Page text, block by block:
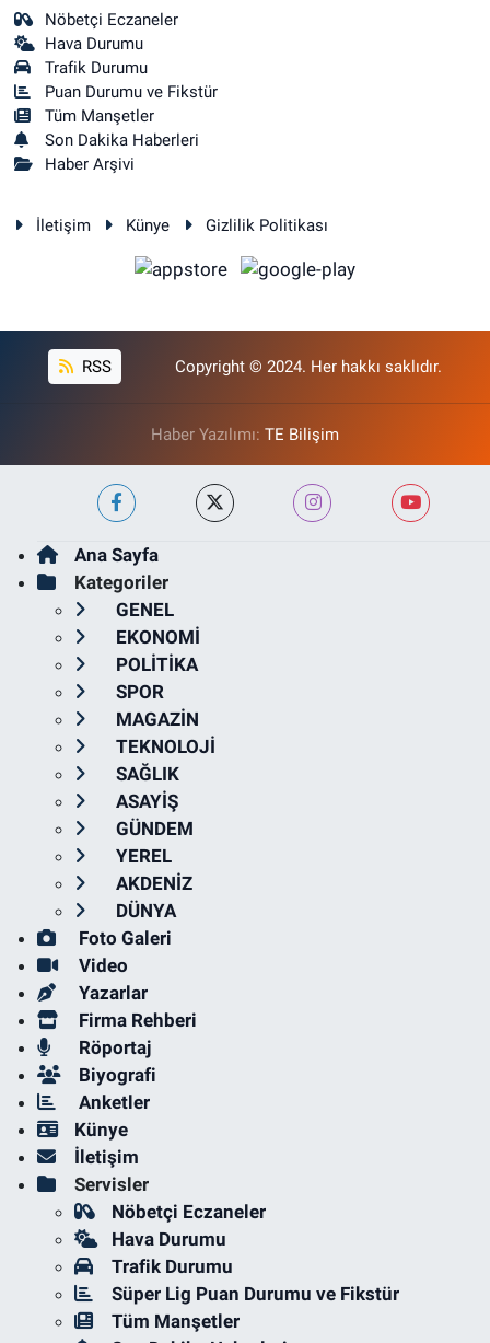
Nöbetçi Eczaneler
Hava Durumu
Trafik Durumu
Puan Durumu ve Fikstür
Tüm Manşetler
Son Dakika Haberleri
Haber Arşivi
İletişim Künye Gizlilik Politikası
RSS Copyright © 2024. Her hakkı saklıdır.
Haber Yazılımı: TE Bilişim
Ana Sayfa
Kategoriler
GENEL
EKONOMİ
POLİTİKA
SPOR
MAGAZİN
TEKNOLOJİ
SAĞLIK
ASAYİŞ
GÜNDEM
YEREL
AKDENİZ
DÜNYA
Foto Galeri
Video
Yazarlar
Firma Rehberi
Röportaj
Biyografi
Anketler
Künye
İletişim
Servisler
Nöbetçi Eczaneler
Hava Durumu
Trafik Durumu
Süper Lig Puan Durumu ve Fikstür
Tüm Manşetler